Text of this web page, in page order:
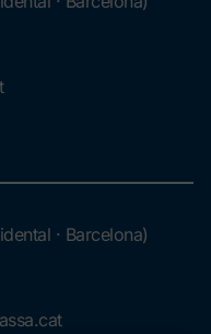
· Barcelona)